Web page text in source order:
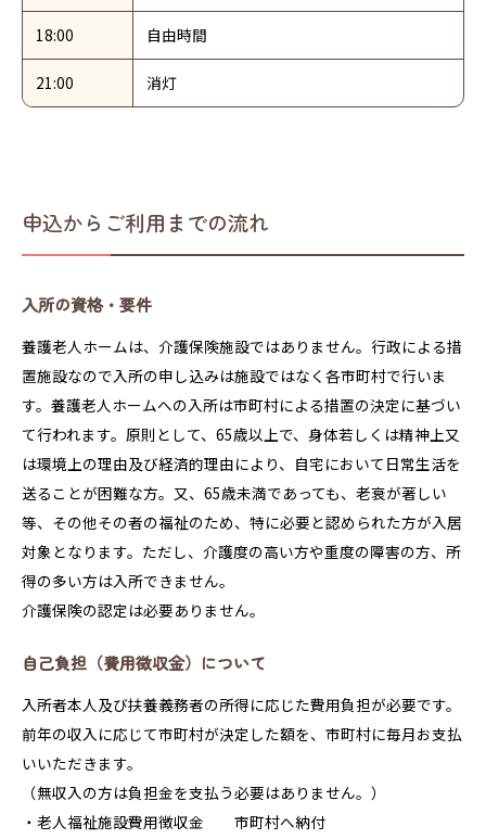
18:00 自由時間
21:00 消灯
申込からご利用までの流れ
入所の資格・要件
養護老人ホームは、介護保険施設ではありません。行政による措
置施設なので入所の申し込みは施設ではなく各市町村で行いま
す。養護老人ホームへの入所は市町村による措置の決定に基づい
て行われます。原則として、65歳以上で、身体若しくは精神上又
は環境上の理由及び経済的理由により、自宅において日常生活を
送ることが困難な方。又、65歳未満であっても、老衰が著しい
等、その他その者の福祉のため、特に必要と認められた方が入居
対象となります。ただし、介護度の高い方や重度の障害の方、所
得の多い方は入所できません。
介護保険の認定は必要ありません。
自己負担（費用徴収金）について
入所者本人及び扶養義務者の所得に応じた費用負担が必要です。
前年の収入に応じて市町村が決定した額を、市町村に毎月お支払
いいただきます。
（無収入の方は負担金を支払う必要はありません。）
・老人福祉施設費用徴収金 市町村へ納付